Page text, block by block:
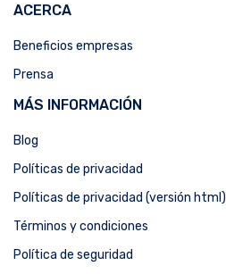
ACERCA
Beneficios empresas
Prensa
MÁS INFORMACIÓN
Blog
Políticas de privacidad
Políticas de privacidad (versión html)
Términos y condiciones
Política de seguridad